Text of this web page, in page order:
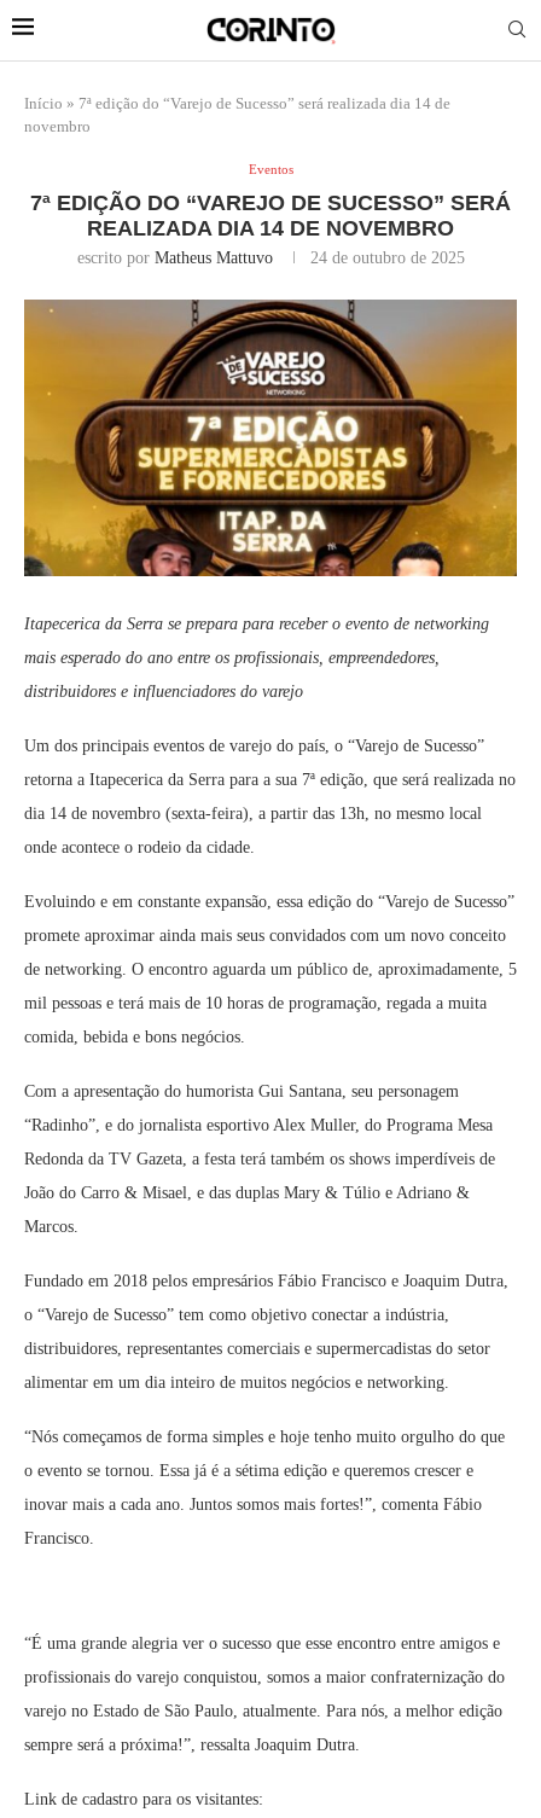
Início » 7ª edição do “Varejo de Sucesso” será realizada dia 14 de
novembro
Eventos
7ª EDIÇÃO DO “VAREJO DE SUCESSO” SERÁ
REALIZADA DIA 14 DE NOVEMBRO
escrito por Matheus Mattuvo 24 de outubro de 2025
Itapecerica da Serra se prepara para receber o evento de networking
mais esperado do ano entre os profissionais, empreendedores,
distribuidores e influenciadores do varejo
Um dos principais eventos de varejo do país, o “Varejo de Sucesso”
retorna a Itapecerica da Serra para a sua 7ª edição, que será realizada no
dia 14 de novembro (sexta-feira), a partir das 13h, no mesmo local
onde acontece o rodeio da cidade.
Evoluindo e em constante expansão, essa edição do “Varejo de Sucesso”
promete aproximar ainda mais seus convidados com um novo conceito
de networking. O encontro aguarda um público de, aproximadamente, 5
mil pessoas e terá mais de 10 horas de programação, regada a muita
comida, bebida e bons negócios.
Com a apresentação do humorista Gui Santana, seu personagem
“Radinho”, e do jornalista esportivo Alex Muller, do Programa Mesa
Redonda da TV Gazeta, a festa terá também os shows imperdíveis de
João do Carro & Misael, e das duplas Mary & Túlio e Adriano &
Marcos.
Fundado em 2018 pelos empresários Fábio Francisco e Joaquim Dutra,
o “Varejo de Sucesso” tem como objetivo conectar a indústria,
distribuidores, representantes comerciais e supermercadistas do setor
alimentar em um dia inteiro de muitos negócios e networking.
“Nós começamos de forma simples e hoje tenho muito orgulho do que
o evento se tornou. Essa já é a sétima edição e queremos crescer e
inovar mais a cada ano. Juntos somos mais fortes!”, comenta Fábio
Francisco.
“É uma grande alegria ver o sucesso que esse encontro entre amigos e
profissionais do varejo conquistou, somos a maior confraternização do
varejo no Estado de São Paulo, atualmente. Para nós, a melhor edição
sempre será a próxima!”, ressalta Joaquim Dutra.
Link de cadastro para os visitantes: